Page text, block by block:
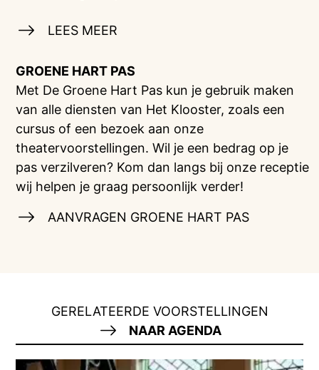
LEES MEER
GROENE HART PAS
Met De Groene Hart Pas kun je gebruik maken
van alle diensten van Het Klooster, zoals een
cursus of een bezoek aan onze
theatervoorstellingen. Wil je een bedrag op je
pas verzilveren? Kom dan langs bij onze receptie
wij helpen je graag persoonlijk verder!
AANVRAGEN GROENE HART PAS
GERELATEERDE VOORSTELLINGEN
NAAR AGENDA